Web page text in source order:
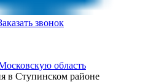
звонок
область
в Ступинском районе